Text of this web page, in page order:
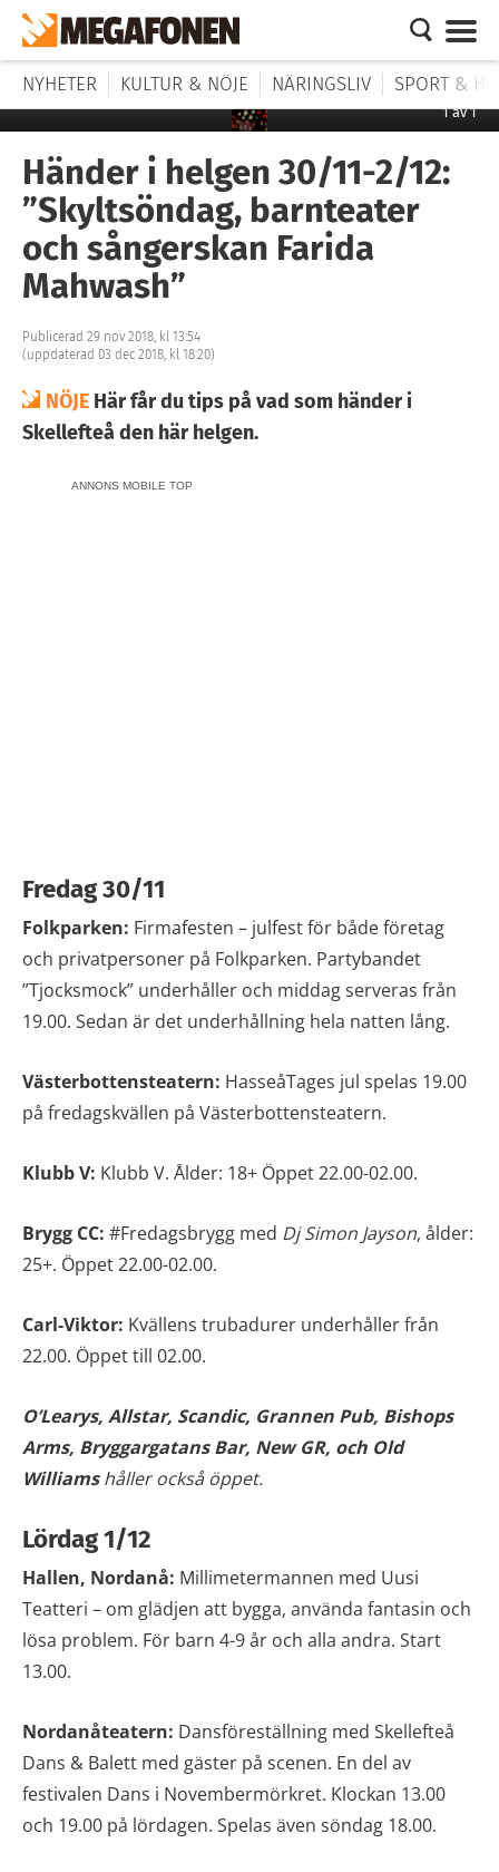
NYHETER KULTUR & NÖJE NÄRINGSLIV SPORT &
1av1
Händer i helgen 30/11-2/12:
”Skyltsöndag, barnteater
och sångerskan Farida
Mahwash”
Publicerad 29 nov 2018, kl 13:54
(uppdaterad 03 dec 2018, kl 18:20)
NÖJE Här får du tips på vad som händer i
Skellefteå den här helgen.
ANNONS MOBILE TOP
Fredag 30/11
Folkparken: Firmafesten – julfest för både företag
och privatpersoner på Folkparken. Partybandet
”Tjocksmock” underhåller och middag serveras från
19.00. Sedan är det underhållning hela natten lång.
Västerbottensteatern: HasseåTages jul spelas 19.00
på fredagskvällen på Västerbottensteatern.
Klubb V: Klubb V. Ålder: 18+ Öppet 22.00-02.00.
Brygg CC: #Fredagsbrygg med Dj Simon Jayson, ålder:
25+. Öppet 22.00-02.00.
Carl-Viktor: Kvällens trubadurer underhåller från
22.00. Öppet till 02.00.
O’Learys, Allstar, Scandic, Grannen Pub, Bishops
Arms, Bryggargatans Bar, New GR, och Old
Williamshåller också öppet.
Lördag 1/12
Hallen, Nordanå: Millimetermannen med Uusi
Teatteri – om glädjen att bygga, använda fantasin och
lösa problem. För barn 4-9 år och alla andra. Start
13.00.
Nordanåteatern: Dansföreställning med Skellefteå
Dans & Balett med gäster på scenen. En del av
festivalen Dans i Novembermörkret. Klockan 13.00
och 19.00 på lördagen. Spelas även söndag 18.00.